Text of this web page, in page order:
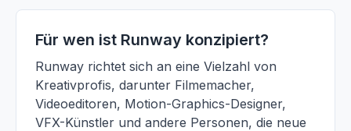
Für wen ist Runway konzipiert?
Runway richtet sich an eine Vielzahl von
Kreativprofis, darunter Filmemacher,
Videoeditoren, Motion-Graphics-Designer,
VFX-Künstler und andere Personen, die neue